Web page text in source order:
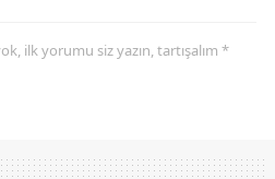
ilk yorumu siz yazın, tartışalım *